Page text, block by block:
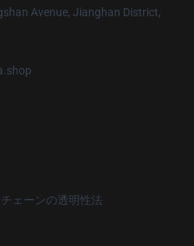
Avenue, Jianghan District,
ェーンの透明性法